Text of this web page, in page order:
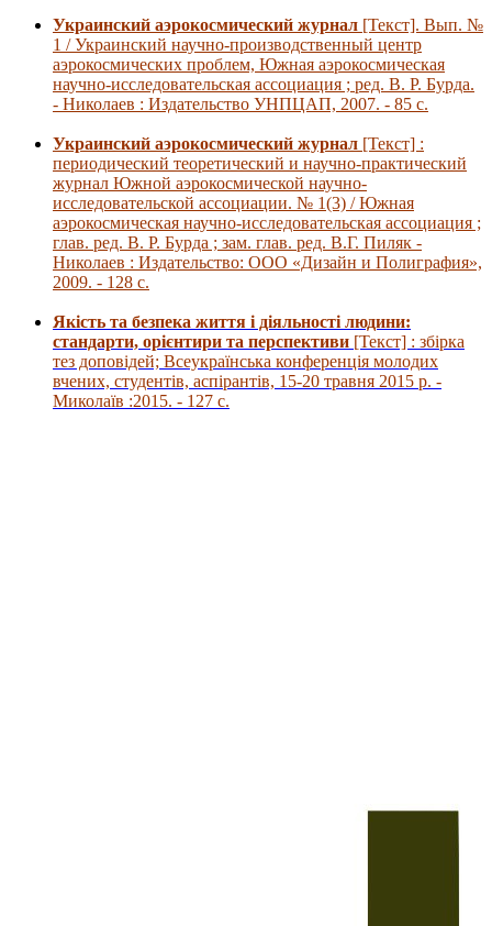
Украинский аэрокосмический журнал [Текст]. Вып. №
1 / Украинский научно-производственный центр
аэрокосмических проблем, Южная аэрокосмическая
научно-исследовательская ассоциация ; ред. В. Р. Бурда.
- Николаев : Издательство УНПЦАП, 2007. - 85 с.
Украинский аэрокосмический журнал [Текст] :
периодический теоретический и научно-практический
журнал Южной аэрокосмической научно-
исследовательской ассоциации. № 1(3) / Южная
аэрокосмическая научно-исследовательская ассоциация ;
глав. ред. В. Р. Бурда ; зам. глав. ред. В.Г. Пиляк -
Николаев : Издательство: ООО «Дизайн и Полиграфия»,
2009. - 128 с.
Якість та безпека життя і діяльності людини:
стандарти, орієнтири та перспективи [Текст] : збірка
тез доповідей; Всеукраїнська конференція молодих
вчених, студентів, аспірантів, 15-20 травня 2015 р. -
Миколаїв :2015. - 127 с.